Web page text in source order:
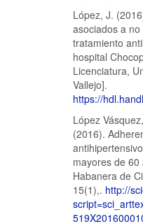
López, J.
asociados a
tratamiento
hospital
Licenciatura,
Vallejo].
https://
López
(2016).
mayores de 60
Habanera de
15(1),. http://